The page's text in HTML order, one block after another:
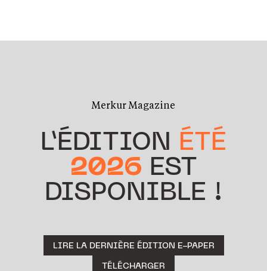
Merkur Magazine
L’ÉDITION ÉTÉ
2026 EST
DISPONIBLE !
LIRE LA DERNIÈRE ÉDITION E-PAPER
TÉLÉCHARGER